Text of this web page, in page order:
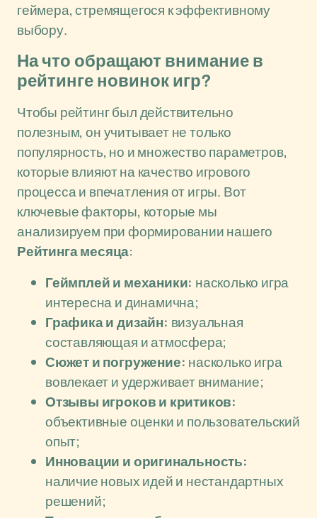
геймера, стремящегося к эффективному
выбору.
На что обращают внимание в
рейтинге новинок игр?
Чтобы рейтинг был действительно
полезным, он учитывает не только
популярность, но и множество параметров,
которые влияют на качество игрового
процесса и впечатления от игры. Вот
ключевые факторы, которые мы
анализируем при формировании нашего
Рейтинга месяца:
Геймплей и механики: насколько игра
интересна и динамична;
Графика и дизайн: визуальная
составляющая и атмосфера;
Сюжет и погружение: насколько игра
вовлекает и удерживает внимание;
Отзывы игроков и критиков:
объективные оценки и пользовательский
опыт;
Инновации и оригинальность:
наличие новых идей и нестандартных
решений;